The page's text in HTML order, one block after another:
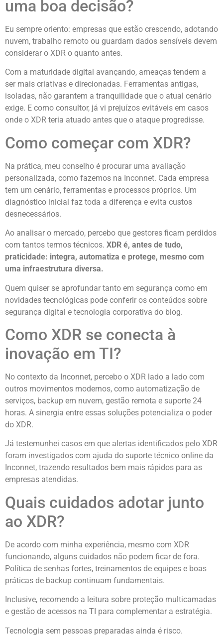
uma boa decisão?
Eu sempre oriento: empresas que estão crescendo, adotando
nuvem, trabalho remoto ou guardam dados sensíveis devem
considerar o XDR o quanto antes.
Com a maturidade digital avançando, ameaças tendem a
ser mais criativas e direcionadas. Ferramentas antigas,
isoladas, não garantem a tranquilidade que o atual cenário
exige. E como consultor, já vi prejuízos evitáveis em casos
onde o XDR teria atuado antes que o ataque progredisse.
Como começar com XDR?
Na prática, meu conselho é procurar uma avaliação
personalizada, como fazemos na Inconnet. Cada empresa
tem um cenário, ferramentas e processos próprios. Um
diagnóstico inicial faz toda a diferença e evita custos
desnecessários.
Ao analisar o mercado, percebo que gestores ficam perdidos
com tantos termos técnicos. XDR é, antes de tudo,
praticidade: integra, automatiza e protege, mesmo com
uma infraestrutura diversa.
Quem quiser se aprofundar tanto em segurança como em
novidades tecnológicas pode conferir os conteúdos sobre
segurança digital e tecnologia corporativa do blog.
Como XDR se conecta à
inovação em TI?
No contexto da Inconnet, percebo o XDR lado a lado com
outros movimentos modernos, como automatização de
serviços, backup em nuvem, gestão remota e suporte 24
horas. A sinergia entre essas soluções potencializa o poder
do XDR.
Já testemunhei casos em que alertas identificados pelo XDR
foram investigados com ajuda do suporte técnico online da
Inconnet, trazendo resultados bem mais rápidos para as
empresas atendidas.
Quais cuidados adotar junto
ao XDR?
De acordo com minha experiência, mesmo com XDR
funcionando, alguns cuidados não podem ficar de fora.
Política de senhas fortes, treinamentos de equipes e boas
práticas de backup continuam fundamentais.
Inclusive, recomendo a leitura sobre proteção multicamadas
e gestão de acessos na TI para complementar a estratégia.
Tecnologia sem pessoas preparadas ainda é risco.